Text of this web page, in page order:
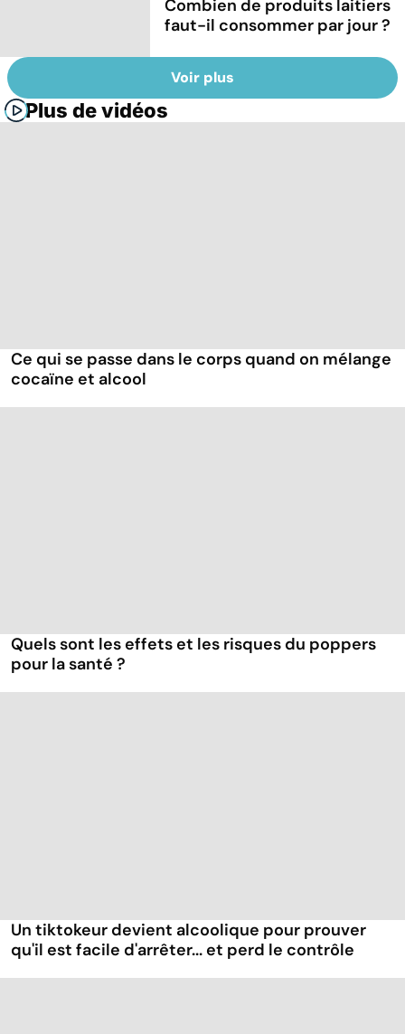
Combien de produits laitiers
faut-il consommer par jour ?
Voir plus
Plus de vidéos
Ce qui se passe dans le corps quand on mélange
cocaïne et alcool
Quels sont les effets et les risques du poppers
pour la santé ?
Un tiktokeur devient alcoolique pour prouver
qu'il est facile d'arrêter... et perd le contrôle